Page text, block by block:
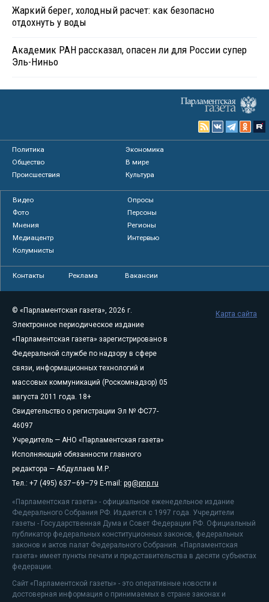
Жаркий берег, холодный расчет: как безопасно
отдохнуть у воды
Академик РАН рассказал, опасен ли для России супер
Эль-Ниньо
Политика
Экономика
Общество
В мире
Происшествия
Культура
Видео
Опросы
Фото
Персоны
Мнения
Регионы
Медиацентр
Интервью
Колумнисты
Контакты Реклама Вакансии
© «Парламентская газета», 2026 г.
Электронное периодическое издание
«Парламентская газета» зарегистрировано в
Федеральной службе по надзору в сфере
связи, информационных технологий и
массовых коммуникаций (Роскомнадзор) 05
августа 2011 года. 18+
Свидетельство о регистрации Эл № ФС77-
46097
Учредитель — АНО «Парламентская газета»
Исполняющий обязанности главного
редактора — Абдуллаев М.Р.
Тел.: +7 (495) 637–69–79 E-mail: pg@pnp.ru
«Парламентская газета» - официальное еженедельное издание
Федерального Собрания РФ. Издается с 1997 года. Учредители
газеты - Государственная Дума и Совет Федерации РФ. Официальный
публикатор федеральных конституционных законов, федеральных
законов и актов палат Федерального Собрания. «Парламентская
газета» имеет пункты печати и представительства в десяти субъектах
федерации.
Сайт «Парламентской газеты» - это оперативные новости и
достоверная информация о принимаемых в стране законах и
Карта сайта